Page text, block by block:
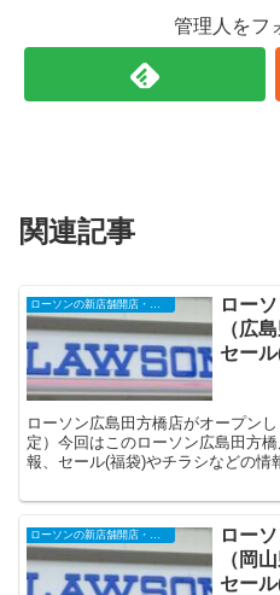
管理人をフ
関連記事
ローソンの新店舗開店・オープンセール
ロー
（広
セー
ローソン広島田方橋店がオープン
定）今回はこのローソン広島田方
報、セール(福袋)やチラシなどの情
ロー
（岡
セー